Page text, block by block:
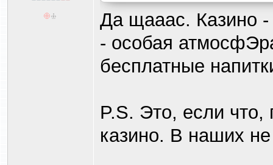
Да щааас. Казино -
- особая
бесплатные
P.S. Это, если что,
казино. В наших